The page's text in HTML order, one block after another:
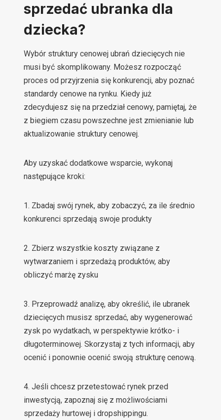
sprzedać ubranka dla
dziecka?
Wybór struktury cenowej ubrań dziecięcych nie
musi być skomplikowany. Możesz rozpocząć
proces od przyjrzenia się konkurencji, aby poznać
standardy cenowe na rynku. Kiedy już
zdecydujesz się na przedział cenowy, pamiętaj, że
z biegiem czasu powszechne jest zmienianie lub
aktualizowanie struktury cenowej.
Aby uzyskać dodatkowe wsparcie, wykonaj
następujące kroki:
1. Zbadaj swój rynek, aby zobaczyć, za ile średnio
konkurenci sprzedają swoje produkty
2. Zbierz wszystkie koszty związane z
wytwarzaniem i sprzedażą produktów, aby
obliczyć marżę zysku
3. Przeprowadź analizę, aby określić, ile ubranek
dziecięcych musisz sprzedać, aby wygenerować
zysk po wydatkach, w perspektywie krótko- i
długoterminowej. Skorzystaj z tych informacji, aby
ocenić i ponownie ocenić swoją strukturę cenową.
4. Jeśli chcesz przetestować rynek przed
inwestycją, zapoznaj się z możliwościami
sprzedaży hurtowej i dropshippingu.